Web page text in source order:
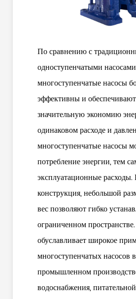
По сравнению с
одноступенчатыми насосами
многоступенчатые насосы
эффективны и обеспечивают
значительную экономию
одинаковом расходе и
многоступенчатые насосы
потребление энергии, тем
эксплуатационные расходы.
конструкция, небольшой
вес позволяют гибко
ограниченном
обуславливает широкое
многоступенчатых насосов в
промышленном
водоснабжения,